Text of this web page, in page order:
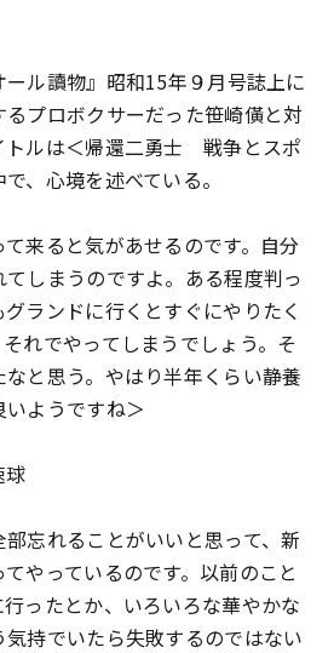
ル讀物』昭和15年９月号誌上に
プロボクサーだった笹崎僙と対
トルは＜帰還二勇士 戦争とスポ
、心境を述べている。
来ると気があせるのです。自分
しまうのですよ。ある程度判っ
ランドに行くとすぐにやりたく
れでやってしまうでしょう。そ
と思う。やはり半年くらい静養
ようですね＞
球
忘れることがいいと思って、新
やっているのです。以前のこと
ったとか、いろいろな華やかな
持でいたら失敗するのではない